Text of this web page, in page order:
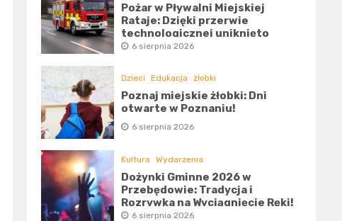
Pożar w Pływalni Miejskiej
Rataje: Dzięki przerwie
technologicznej uniknięto
tragedii
6 sierpnia 2026
Dzieci Edukacja żłobki
Poznaj miejskie żłobki: Dni
otwarte w Poznaniu!
6 sierpnia 2026
Kultura Wydarzenia
Dożynki Gminne 2026 w
Przebędowie: Tradycja i
Rozrywka na Wyciągnięcie Ręki!
6 sierpnia 2026